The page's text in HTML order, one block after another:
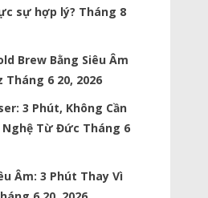
sự hợp lý? Tháng 8
Brew Bằng Siêu Âm
Tháng 6 20, 2026
3 Phút, Không Cần
Từ Đức Tháng 6
Âm: 3 Phút Thay Vì